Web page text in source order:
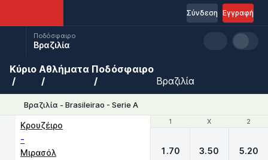
Εγγραφή
Σύνδεση
Ποδόσφαιρο
Βραζιλία
Κύριο Αθλήματα Ποδόσφαιρο
Βραζιλία
Βραζιλία - Brasileirao - Serie A
1 X 2
Κρουζέιρο
-
Μιρασόλ
1 X 2
1.70 3.50 5.20